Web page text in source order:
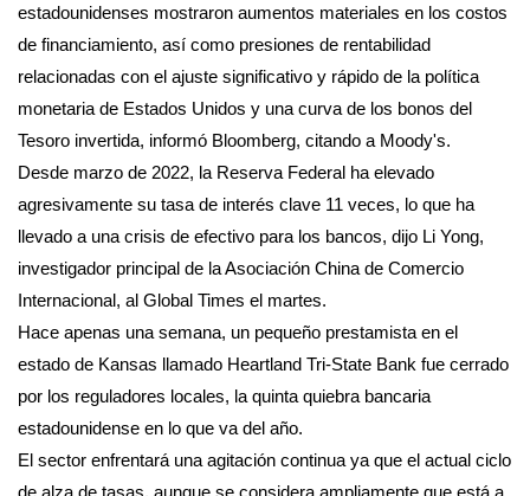
estadounidenses mostraron aumentos materiales en los costos
de financiamiento, así como presiones de rentabilidad
relacionadas con el ajuste significativo y rápido de la política
monetaria de Estados Unidos y una curva de los bonos del
Tesoro invertida, informó Bloomberg, citando a Moody's.
Desde marzo de 2022, la Reserva Federal ha elevado
agresivamente su tasa de interés clave 11 veces, lo que ha
llevado a una crisis de efectivo para los bancos, dijo Li Yong,
investigador principal de la Asociación China de Comercio
Internacional, al Global Times el martes.
Hace apenas una semana, un pequeño prestamista en el
estado de Kansas llamado Heartland Tri-State Bank fue cerrado
por los reguladores locales, la quinta quiebra bancaria
estadounidense en lo que va del año.
El sector enfrentará una agitación continua ya que el actual ciclo
de alza de tasas, aunque se considera ampliamente que está a